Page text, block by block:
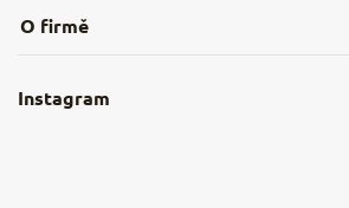
Obchodní podmínky
Nejčastější dotazy
Instagram
O firmě